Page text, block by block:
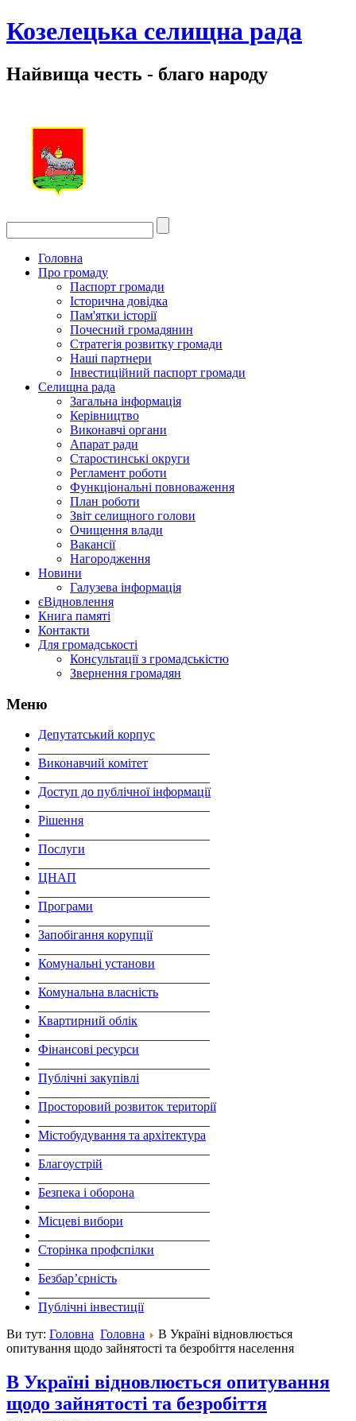
Козелецька селищна рада
Найвища честь - благо народу
Головна
Про громаду
Паспорт громади
Історична довідка
Пам'ятки історії
Почесний громадянин
Стратегія розвитку громади
Наші партнери
Інвестиційний паспорт громади
Селищна рада
Загальна інформація
Керівництво
Виконавчі органи
Апарат ради
Старостинські округи
Регламент роботи
Функціональні повноваження
План роботи
Звіт селищного голови
Очищення влади
Вакансії
Нагородження
Новини
Галузева інформація
єВідновлення
Книга памяті
Контакти
Для громадськості
Консультації з громадськістю
Звернення громадян
Меню
Депутатський корпус
Виконавчий комітет
Доступ до публічної інформації
Рішення
Послуги
ЦНАП
Програми
Запобігання корупції
Комунальні установи
Комунальна власність
Квартирний облік
Фінансові ресурси
Публічні закупівлі
Просторовий розвиток території
Містобудування та архітектура
Благоустрій
Безпека і оборона
Місцеві вибори
Сторінка профспілки
Безбар’єрність
Публічні інвестиції
Ви тут: Головна Головна
В Україні відновлюється
опитування щодо зайнятості та безробіття населення
В Україні відновлюється опитування
щодо зайнятості та безробіття